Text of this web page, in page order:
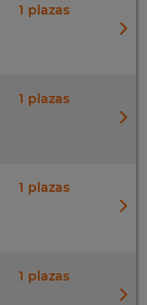
1
1
1
1